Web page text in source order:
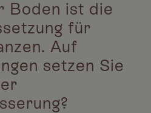
Boden ist die
für
Auf
setzen Sie